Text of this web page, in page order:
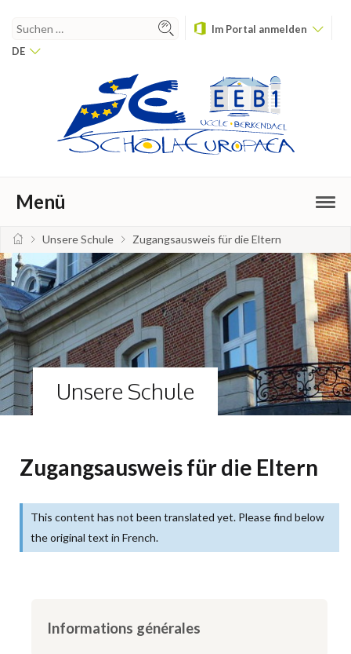
Im Portal anmelden
DE
Menü
Unsere Schule Zugangsausweis für die Eltern
Unsere Schule
Zugangsausweis für die Eltern
This content has not been translated yet. Please find below
the original text in French.
Informations générales